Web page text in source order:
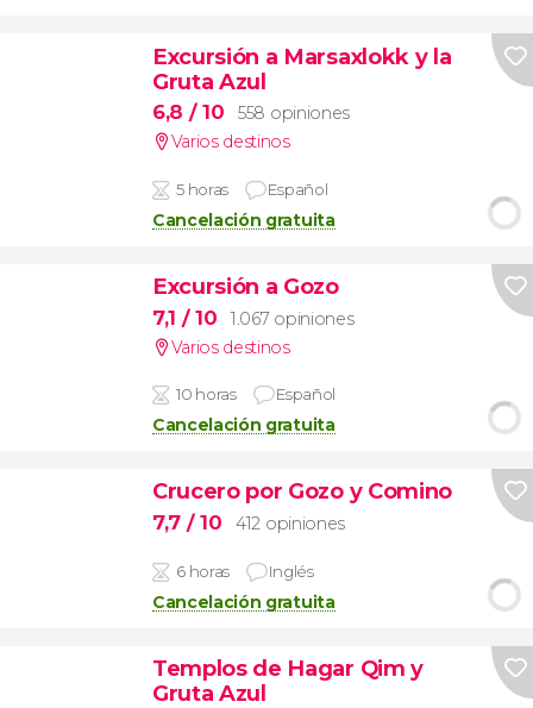
Excursión a Marsaxlokk y la
Gruta Azul
6,8 / 10
558 opiniones
Varios destinos
5 horas Español
Cancelación gratuita
Excursión a Gozo
7,1 / 10
1.067 opiniones
Varios destinos
10 horas Español
Cancelación gratuita
Crucero por Gozo y Comino
7,7 / 10 412 opiniones
6 horas Inglés
Cancelación gratuita
Templos de Hagar Qim y
Gruta Azul